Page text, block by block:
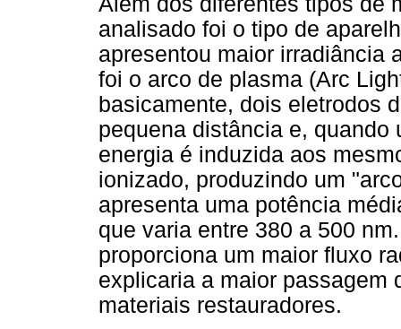
analisado foi o tipo de
apresentou maior irradiância
foi o arco de plasma (Arc
basicamente, dois eletrodos
pequena distância e, quando
energia é induzida aos
ionizado, produzindo um
apresenta uma potência
que varia entre 380 a 500
proporciona um maior fluxo
explicaria a maior passagem
materiais restauradores.